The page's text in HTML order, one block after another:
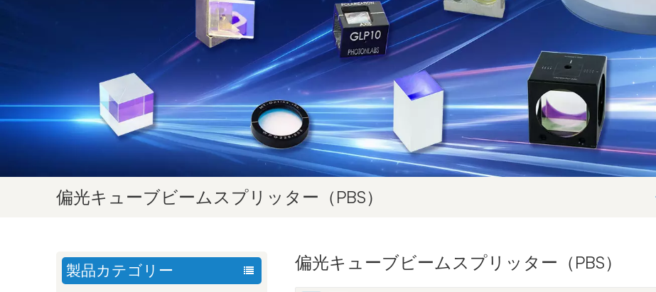
偏光キューブビームスプリッター（PBS）
製品カテゴリー 偏光キューブビームスプリッター（PBS）